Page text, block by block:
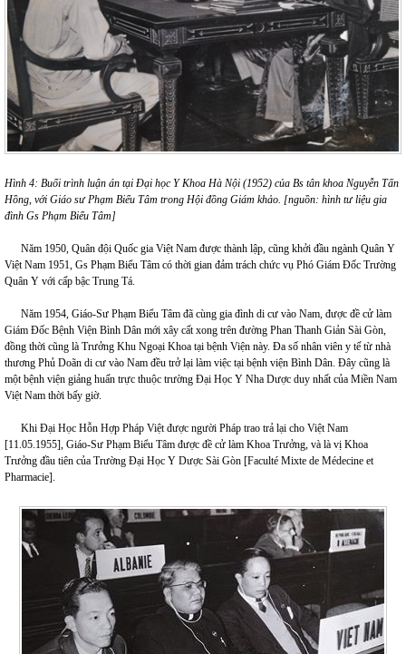
Hình 4: Buổi trình luận án tại Đại học Y Khoa Hà Nội (1952) của Bs tân khoa Nguyễn Tấn
Hồng, với Giáo sư Phạm Biểu Tâm trong Hội đồng Giám khảo. [nguồn: hình tư liệu gia
đình Gs Phạm Biểu Tâm]
Năm 1950, Quân đội Quốc gia Việt Nam được thành lập, cũng khởi đầu ngành Quân Y
Việt Nam 1951, Gs Phạm Biểu Tâm có thời gian đảm trách chức vụ Phó Giám Đốc Trường
Quân Y với cấp bậc Trung Tá.
Năm 1954, Giáo-Sư Phạm Biểu Tâm đã cùng gia đình di cư vào Nam, được đề cử làm
Giám Đốc Bệnh Viện Bình Dân mới xây cất xong trên đường Phan Thanh Giản Sài Gòn,
đồng thời cũng là Trưởng Khu Ngoại Khoa tại bệnh Viện này. Đa số nhân viên y tế từ nhà
thương Phủ Doãn di cư vào Nam đều trở lại làm việc tại bệnh viện Bình Dân. Đây cũng là
một bệnh viện giảng huấn trực thuộc trường Đại Học Y Nha Dược duy nhất của Miền Nam
Việt Nam thời bấy giờ.
Khi Đại Học Hỗn Hợp Pháp Việt được người Pháp trao trả lại cho Việt Nam
[11.05.1955], Giáo-Sư Phạm Biểu Tâm được đề cử làm Khoa Trưởng, và là vị Khoa
Trưởng đầu tiên của Trường Đại Học Y Dược Sài Gòn [Faculté Mixte de Médecine et
Pharmacie].